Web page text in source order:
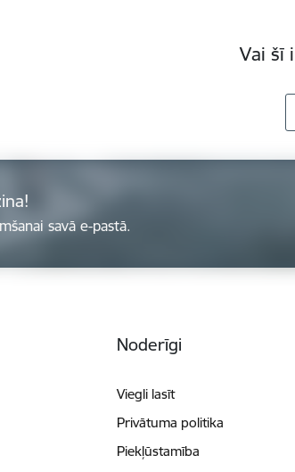
Vai šī
savā e-pastā.
Noderīgi
Viegli lasīt
Privātuma politika
Piekļūstamība